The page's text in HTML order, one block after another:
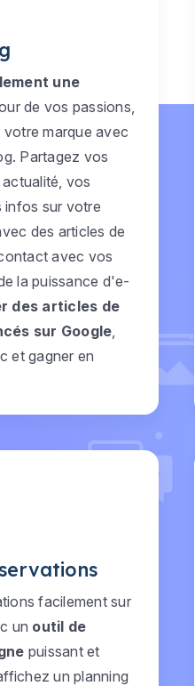
une
de vos passions,
marque avec
Partagez vos
vos
infos sur votre
des articles de
avec vos
la puissance d'e-
des articles de
sur Google
et gagner en
facilement sur
un outil de
puissant et
un planning